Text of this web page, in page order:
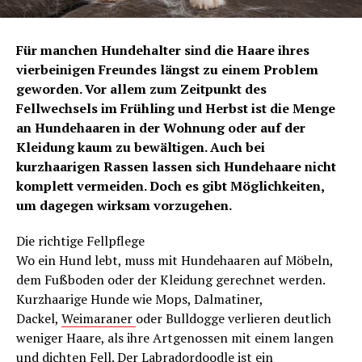
Für manchen Hundehalter sind die Haare ihres
vierbeinigen Freundes längst zu einem Problem
geworden. Vor allem zum Zeitpunkt des
Fellwechsels im Frühling und Herbst ist die Menge
an Hundehaaren in der Wohnung oder auf der
Kleidung kaum zu bewältigen. Auch bei
kurzhaarigen Rassen lassen sich Hundehaare nicht
komplett vermeiden. Doch es gibt Möglichkeiten,
um dagegen wirksam vorzugehen.
Die richtige Fellpflege
Wo ein Hund lebt, muss mit Hundehaaren auf Möbeln,
dem Fußboden oder der Kleidung gerechnet werden.
Kurzhaarige Hunde wie Mops, Dalmatiner,
Dackel, Weimaraner oder Bulldogge verlieren deutlich
weniger Haare, als ihre Artgenossen mit einem langen
und dichten Fell. Der Labradordoodle ist ein